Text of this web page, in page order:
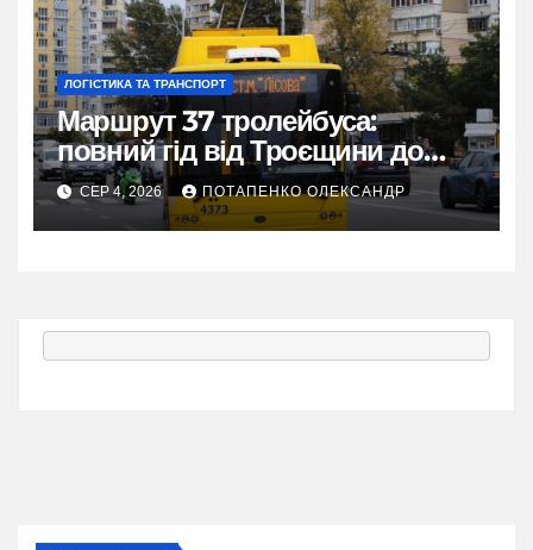
ЛОГІСТИКА ТА ТРАНСПОРТ
Маршрут 37 тролейбуса:
повний гід від Троєщини до
метро Лісова
СЕР 4, 2026 ПОТАПЕНКО ОЛЕКСАНДР